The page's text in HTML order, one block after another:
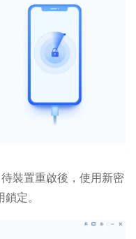
裝置重啟後，使用新密
定。